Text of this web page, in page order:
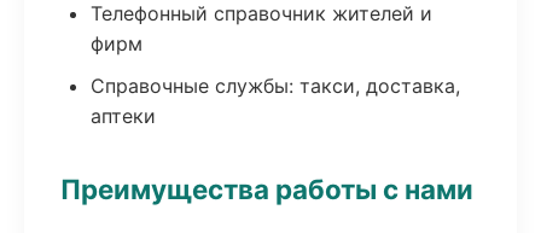
Телефонный справочник жителей и
фирм
Справочные службы: такси, доставка,
аптеки
Преимущества работы с нами